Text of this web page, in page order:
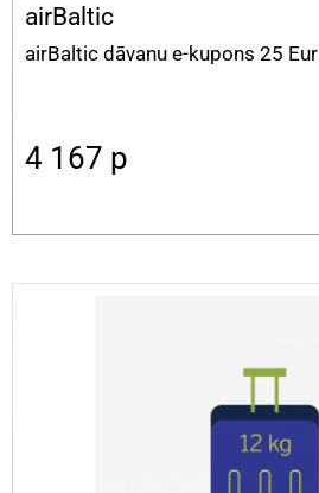
airBaltic
airBaltic dāvanu e-kupons 25 Eur
4 167 p